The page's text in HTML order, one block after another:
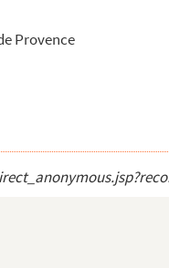
Provence